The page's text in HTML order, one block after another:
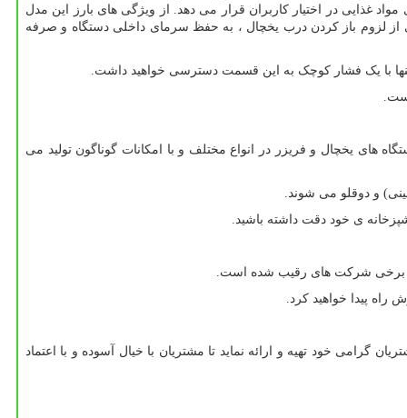
غذایی در اختیار کاربران قرار می دهد. از ویژگی های بارز این مدل
لزوم باز کردن درب یخچال ، به حفظ سرمای داخلی دستگاه و صرفه
های یخچال و فریزر در انواع مختلف و با امکانات گوناگون تولید می
و دوقلو می شوند.
ی خود دقت داشته باشید.
برخی شرکت های رقیب شده است.
راه پیدا خواهید کرد.
گرامی خود تهیه و ارائه نماید تا مشتریان با خیال آسوده و با اعتماد